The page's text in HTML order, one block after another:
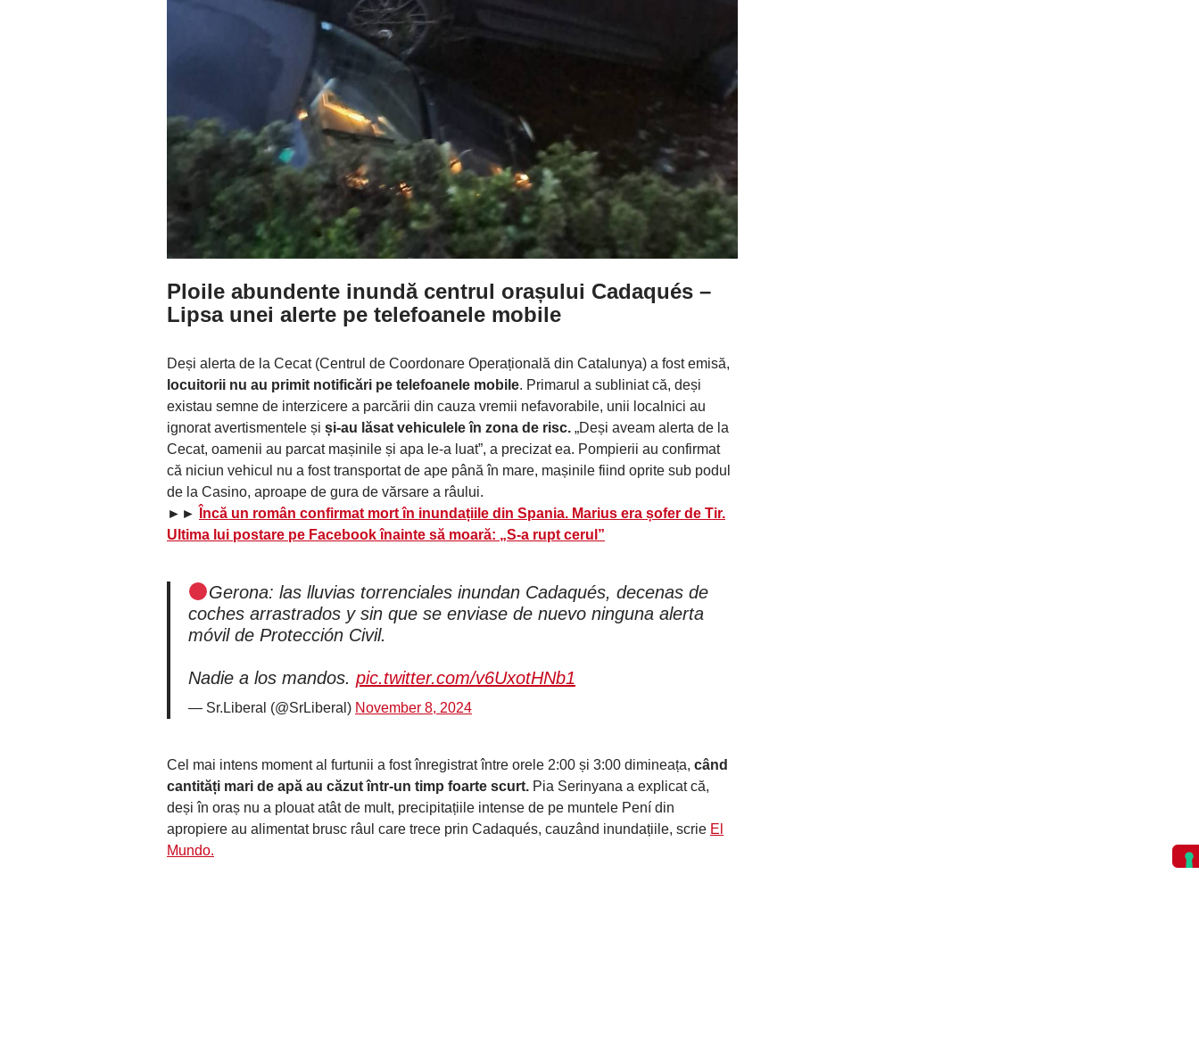
Ploile abundente inundă centrul orașului Cadaqués –
Lipsa unei alerte pe telefoanele mobile
Deși alerta de la Cecat (Centrul de Coordonare Operațională din Catalunya) a fost emisă,
locuitorii nu au primit notificări pe telefoanele mobile. Primarul a subliniat că, deși
existau semne de interzicere a parcării din cauza vremii nefavorabile, unii localnici au
ignorat avertismentele și și-au lăsat vehiculele în zona de risc. „Deși aveam alerta de la
Cecat, oamenii au parcat mașinile și apa le-a luat”, a precizat ea. Pompierii au confirmat
că niciun vehicul nu a fost transportat de ape până în mare, mașinile fiind oprite sub podul
de la Casino, aproape de gura de vărsare a râului.
►►
Încă un român confirmat mort în inundațiile din Spania. Marius era șofer de Tir.
Ultima lui postare pe Facebook înainte să moară: „S-a rupt cerul”
Gerona: las lluvias torrenciales inundan Cadaqués, decenas de
coches arrastrados y sin que se enviase de nuevo ninguna alerta
móvil de Protección Civil.
Nadie a los mandos. pic.twitter.com/v6UxotHNb1
— Sr.Liberal (@SrLiberal) November 8, 2024
Cel mai intens moment al furtunii a fost înregistrat între orele 2:00 și 3:00 dimineața, când
cantități mari de apă au căzut într-un timp foarte scurt. Pia Serinyana a explicat că,
deși în oraș nu a plouat atât de mult, precipitațiile intense de pe muntele Pení din
apropiere au alimentat brusc râul care trece prin Cadaqués, cauzând inundațiile, scrie El
Mundo.